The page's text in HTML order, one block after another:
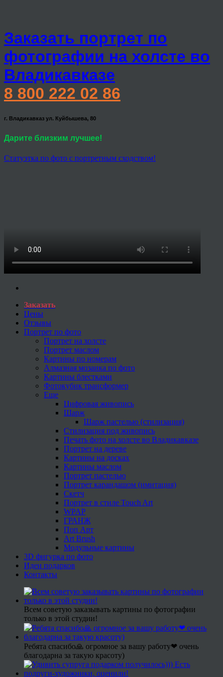
Заказать портрет по
фотографии на холсте во
Владикавказе
8 800 222 02 86
г. Владикавказ ул. Куйбышева, 80
Дарите близким лучшее!
Статуэтка по фото с портретным сходством!
Заказать
Цены
Отзывы
Портрет по фото
Портрет на холсте
Портрет маслом
Картины по номерам
Алмазная мозаика по фото
Картины блестками
Фотокубик трансформер
Еще
Цифровая живопись
Шарж
Шарж пастелью (стилизация)
Стилизация под живопись
Печать фото на холсте во Владикавказе
Портрет на дереве
Картины на досках
Картины маслом
Портрет пастелью
Портрет карандашом (имитация)
Скетч
Портрет в стиле Touch Art
WPAP
ГРАНЖ
Поп Арт
Art Brush
Модульные картины
3D фигурка по фото
Идеи подарков
Контакты
Всем советую заказывать картины по фотографии
только в этой студии!
Ребята спасибо🙏 огромное за вашу работу❤ очень
благодарна за такую красоту)